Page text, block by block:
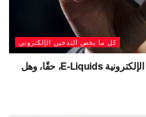
كل ما يخص التدخين الإلكتروني
ما هو العمر الإفتراضي للسوائل الإلكترونية E-Liquids، حقًا، وهل